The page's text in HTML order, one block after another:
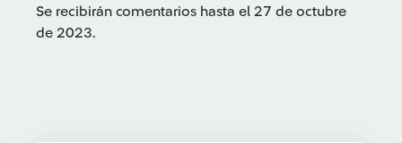
Se recibirán comentarios hasta el 27 de octubre
de 2023.